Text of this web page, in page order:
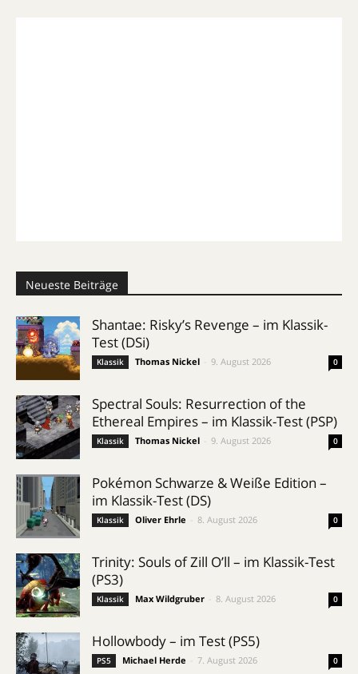
Neueste Beiträge
Shantae: Risky’s Revenge – im Klassik-
Test (DSi)
Klassik Thomas Nickel 9. August 2026 0
Spectral Souls: Resurrection of the
Ethereal Empires – im Klassik-Test (PSP)
Klassik Thomas Nickel 9. August 2026 0
Pokémon Schwarze & Weiße Edition –
im Klassik-Test (DS)
Klassik Oliver Ehrle 8. August 2026 0
Trinity: Souls of Zill O’ll – im Klassik-Test
(PS3)
Klassik Max Wildgruber 8. August 2026 0
Hollowbody – im Test (PS5)
PS5 Michael Herde 7. August 2026 0